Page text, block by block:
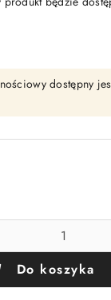
dostępny
Do koszyka